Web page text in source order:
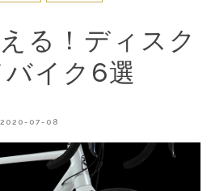
る！ディスク
バイク6選
2020-07-08